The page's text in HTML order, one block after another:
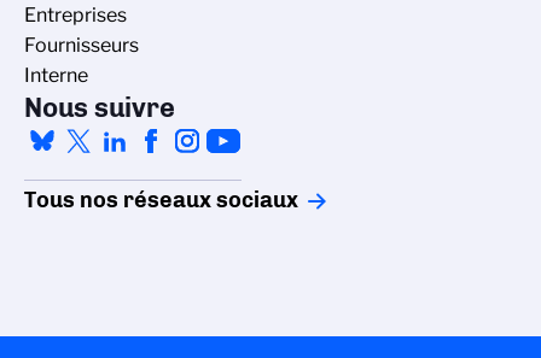
Entreprises
Fournisseurs
Interne
Nous suivre
Tous nos réseaux sociaux